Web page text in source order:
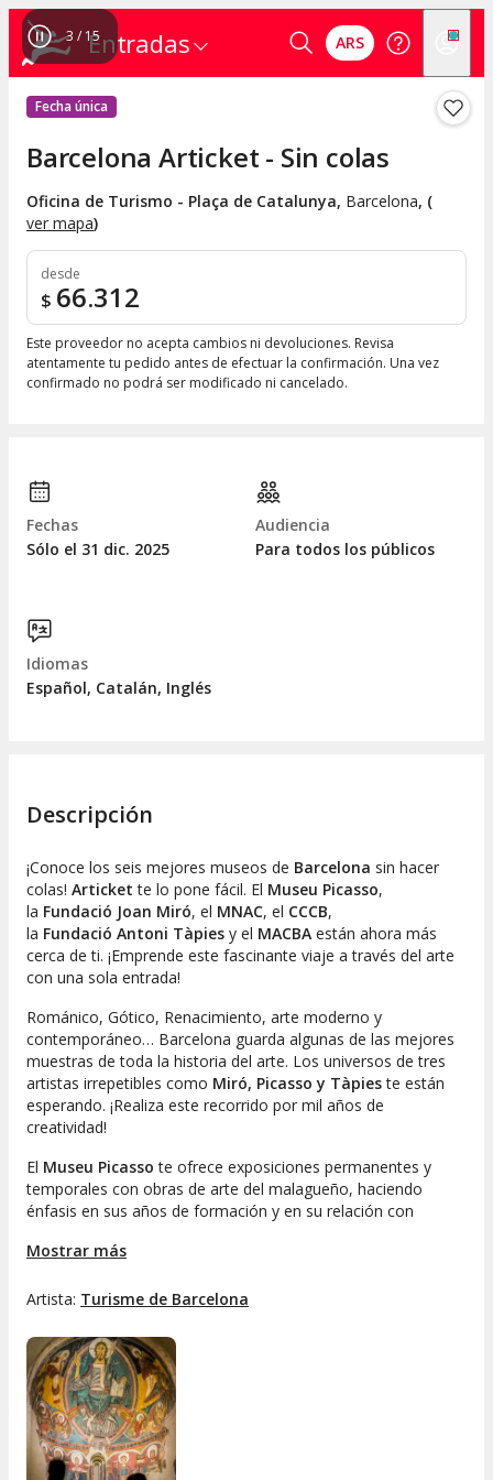
Entradas ARS
4 / 15
Fecha única
Barcelona Articket - Sin colas
Oficina de Turismo - Plaça de Catalunya, Barcelona, (
ver mapa)
desde
$ 66.312
Este proveedor no acepta cambios ni devoluciones. Revisa
atentamente tu pedido antes de efectuar la confirmación. Una vez
confirmado no podrá ser modificado ni cancelado.
Fechas
Sólo el 31 dic. 2025
Audiencia
Para todos los públicos
Idiomas
Español, Catalán, Inglés
Descripción
¡Conoce los seis mejores museos de Barcelona sin hacer
colas! Articket te lo pone fácil. El Museu Picasso,
la Fundació Joan Miró, el MNAC, el CCCB,
la Fundació Antoni Tàpies y el MACBA están ahora más
cerca de ti. ¡Emprende este fascinante viaje a través del arte
con una sola entrada!
Románico, Gótico, Renacimiento, arte moderno y
contemporáneo… Barcelona guarda algunas de las mejores
muestras de toda la historia del arte. Los universos de tres
artistas irrepetibles como Miró, Picasso y Tàpieste están
esperando. ¡Realiza este recorrido por mil años de
creatividad!
El Museu Picassote ofrece exposiciones permanentes y
temporales con obras de arte del malagueño, haciendo
énfasis en sus años de formación y en su relación con
mejor colección de la obra de Miró e incluye exposiciones de
Antoni Tàpies, ubicada en un edificio modernista, es un
conferencias y actos culturales.
Si te adentras en elMuseu Nacional d’Art de Catalunya
(MNAC), viajarás por un milenio de arte catalán. ¡Ahí es nada!
Por el contrario, en el
Barcelona (MACBA)
Contemporània de Barcelona (CCCB)
Mostrar más
Artista: Turisme de Barcelona